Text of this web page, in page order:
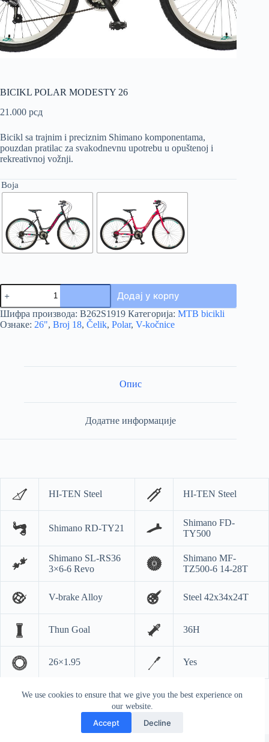
We use cookies to ensure that we give you the best experience on
our website.
Accept Decline
BICIKL POLAR MODESTY 26
21.000 рсд
Bicikl sa trajnim i preciznim Shimano komponentama,
pouzdan pratilac za svakodnevnu upotrebu u opuštenoj i
rekreativnoj vožnji.
Boja
BICIKL
POLAR
MODESTY
26
количина
Додај у корпу
Шифра производа: B262S1919 Категорија: MTB bicikli
Ознаке: 26", Broj 18, Čelik, Polar, V-kočnice
Опис
Додатне информације
HI-TEN Steel HI-TEN Steel
Shimano RD-TY21
Shimano FD-
TY500
Shimano SL-RS36
3×6-6 Revo
Shimano MF-
TZ500-6 14-28T
V-brake Alloy Steel 42x34x24T
Thun Goal 36H
26×1.95 Yes